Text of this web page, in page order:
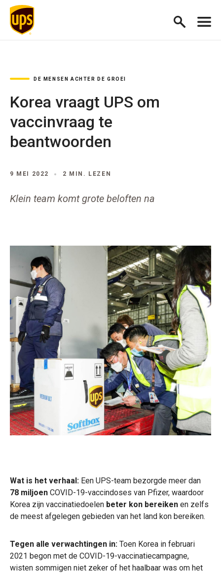
DE MENSEN ACHTER DE GROEI
Korea vraagt UPS om
vaccinvraag te
beantwoorden
9 MEI 2022 2 MIN. LEZEN
Klein team komt grote beloften na
Wat is het verhaal: Een UPS-team bezorgde meer dan
78 miljoen COVID-19-vaccindoses van Pfizer, waardoor
Korea zijn vaccinatiedoelen beter kon bereiken en zelfs
de meest afgelegen gebieden van het land kon bereiken.
Tegen alle verwachtingen in: Toen Korea in februari
2021 begon met de COVID-19-vaccinatiecampagne,
wisten sommigen niet zeker of het haalbaar was om het